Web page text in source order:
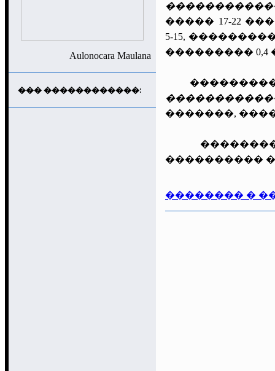
Aulonocara Maulana
��� ������������:
����� 17-22
5-15,
��������� 0,4
�������,
����������
�������� �